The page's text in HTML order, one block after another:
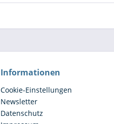
Informationen
Cookie-Einstellungen
Newsletter
Datenschutz